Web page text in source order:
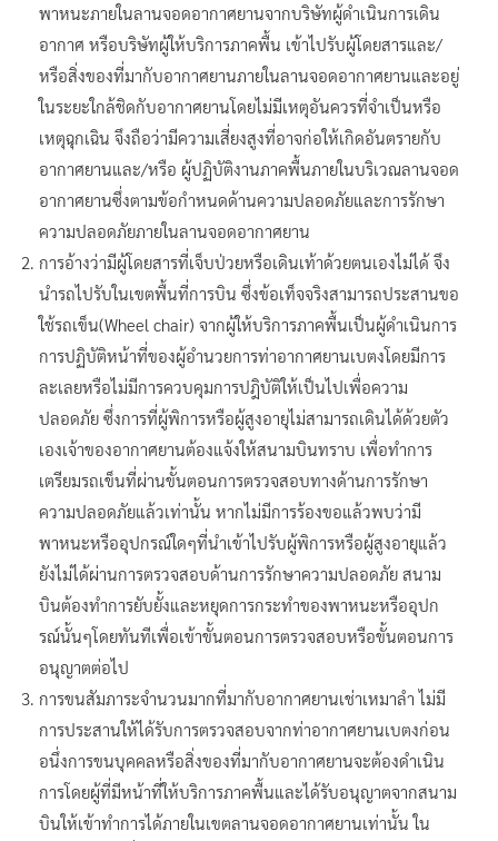
พาหนะภายในลานจอดอากาศยานจากบริษัทผู้ดำเนินการเดิน
อากาศ หรือบริษัทผู้ให้บริการภาคพื้น เข้าไปรับผู้โดยสารและ/
หรือสิ่งของที่มากับอากาศยานภายในลานจอดอากาศยานและอยู่
ในระยะใกล้ชิดกับอากาศยานโดยไม่มีเหตุอันควรที่จำเป็นหรือ
เหตุฉุกเฉิน จึงถือว่ามีความเสี่ยงสูงที่อาจก่อให้เกิดอันตรายกับ
อากาศยานและ/หรือ ผู้ปฏิบัติงานภาคพื้นภายในบริเวณลานจอด
อากาศยานซึ่งตามข้อกำหนดด้านความปลอดภัยและการรักษา
ความปลอดภัยภายในลานจอดอากาศยาน
การอ้างว่ามีผู้โดยสารที่เจ็บป่วยหรือเดินเท้าด้วยตนเองไม่ได้ จึง
นำรถไปรับในเขตพื้นที่การบิน ซึ่งข้อเท็จจริงสามารถประสานขอ
ใช้รถเข็น(Wheel chair) จากผู้ให้บริการภาคพื้นเป็นผู้ดำเนินการ
การปฏิบัติหน้าที่ของผู้อำนวยการท่าอากาศยานเบตงโดยมีการ
ละเลยหรือไม่มีการควบคุมการปฎิบัติให้เป็นไปเพื่อความ
ปลอดภัย ซึ่งการที่ผู้พิการหรือผู้สูงอายุไม่สามารถเดินได้ด้วยตัว
เองเจ้าของอากาศยานต้องแจ้งให้สนามบินทราบ เพื่อทำการ
เตรียมรถเข็นที่ผ่านขั้นตอนการตรวจสอบทางด้านการรักษา
ความปลอดภัยแล้วเท่านั้น หากไม่มีการร้องขอแล้วพบว่ามี
พาหนะหรืออุปกรณ์ใดๆที่นำเข้าไปรับผู้พิการหรือผู้สูงอายุแล้ว
ยังไม่ได้ผ่านการตรวจสอบด้านการรักษาความปลอดภัย สนาม
บินต้องทำการยับยั้งและหยุดการกระทำของพาหนะหรืออุปก
รณ์นั้นๆโดยทันทีเพื่อเข้าขั้นตอนการตรวจสอบหรือขั้นตอนการ
อนุญาตต่อไป
การขนสัมภาระจำนวนมากที่มากับอากาศยานเช่าเหมาลำ ไม่มี
การประสานให้ได้รับการตรวจสอบจากท่าอากาศยานเบตงก่อน
อนึ่งการขนบุคคลหรือสิ่งของที่มากับอากาศยานจะต้องดำเนิน
การโดยผู้ที่มีหน้าที่ให้บริการภาคพื้นและได้รับอนุญาตจากสนาม
บินให้เข้าทำการได้ภายในเขตลานจอดอากาศยานเท่านั้น ใน